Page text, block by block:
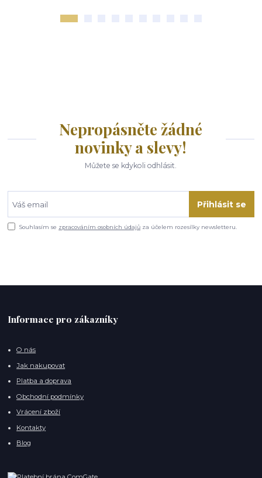
Nepropásněte žádné
novinky a slevy!
Můžete se kdykoli odhlásit.
Přihlásit se
Souhlasím se zpracováním osobních údajů za účelem rozesílky newsletteru.
Informace pro zákazníky
O nás
Jak nakupovat
Platba a doprava
Obchodní podmínky
Vrácení zboží
Kontakty
Blog